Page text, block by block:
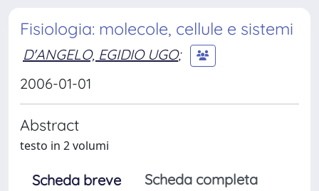
Fisiologia: molecole, cellule e sistemi
D'ANGELO, EGIDIO UGO;
2006-01-01
Abstract
testo in 2 volumi
Scheda breve
Scheda completa